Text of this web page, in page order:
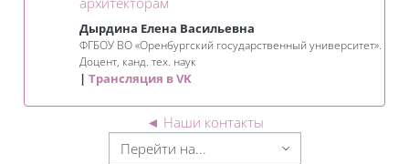
Дырдина Елена Васильевна
ФГБОУ ВО «Оренбургский государственный университет».
Доцент, канд. тех. наук
Трансляция в VK
◄ Наши контакты